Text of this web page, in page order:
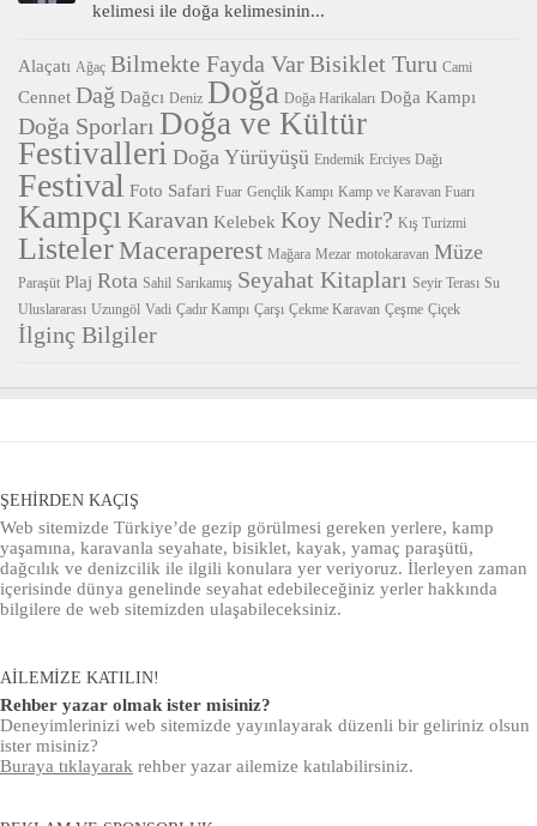
kelimesi ile doğa kelimesinin...
Alaçatı Ağaç Bilmekte Fayda VarBisiklet Turu Cami
Cennet Dağ Dağcı Deniz Doğa Doğa Harikaları Doğa Kampı
Doğa Sporları Doğa ve Kültür
Festivalleri Doğa Yürüyüşü Endemik Erciyes Dağı
Festival Foto Safari Fuar Gençlik Kampı Kamp ve Karavan Fuarı
Kampçı Karavan Kelebek Koy Nedir? Kış Turizmi
ListelerMaceraperest Mağara Mezar motokaravan Müze
Paraşüt Plaj Rota Sahil Sarıkamış Seyahat Kitapları Seyir Terası Su
Uluslararası Uzungöl Vadi Çadır Kampı Çarşı Çekme Karavan Çeşme Çiçek
İlginç Bilgiler
ŞEHIRDEN KAÇIŞ
Web sitemizde Türkiye’de gezip görülmesi gereken yerlere, kamp
yaşamına, karavanla seyahate, bisiklet, kayak, yamaç paraşütü,
dağcılık ve denizcilik ile ilgili konulara yer veriyoruz. İlerleyen zaman
içerisinde dünya genelinde seyahat edebileceğiniz yerler hakkında
bilgilere de web sitemizden ulaşabileceksiniz.
AILEMIZE KATILIN!
Rehber yazar olmak ister misiniz?
Deneyimlerinizi web sitemizde yayınlayarak düzenli bir geliriniz olsun
ister misiniz?
Buraya tıklayarak rehber yazar ailemize katılabilirsiniz.